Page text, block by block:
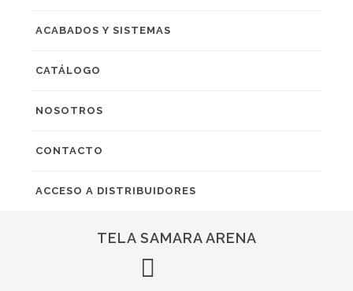
ACABADOS Y SISTEMAS
CATÁLOGO
NOSOTROS
CONTACTO
ACCESO A DISTRIBUIDORES
TELA SAMARA ARENA